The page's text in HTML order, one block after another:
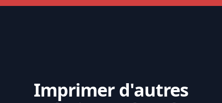
Imprimer d'autres